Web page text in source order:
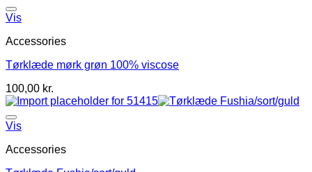
Vis
Accessories
Tørklæde mørk grøn 100% viscose
100,00 kr.
Vis
Accessories